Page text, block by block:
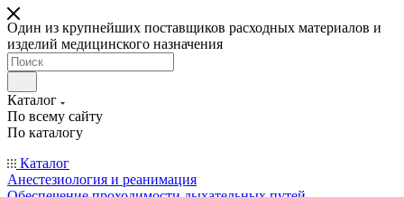
Один из крупнейших поставщиков расходных материалов и
изделий медицинского назначения
Каталог
По всему сайту
По каталогу
Каталог
Анестезиология и реанимация